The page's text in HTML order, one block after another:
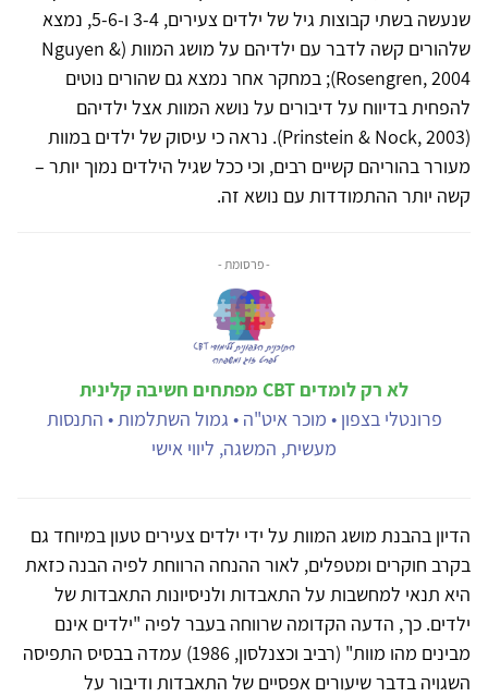
שנעשה בשתי קבוצות גיל של ילדים צעירים, 3-4 ו-5-6, נמצא
שלהורים קשה לדבר עם ילדיהם על מושג המוות (Nguyen &
Rosengren, 2004); במחקר אחר נמצא גם שהורים נוטים
להפחית בדיווח על דיבורים על נושא המוות אצל ילדיהם
(Prinstein & Nock, 2003). נראה כי עיסוק של ילדים במוות
מעורר בהוריהם קשיים רבים, וכי ככל שגיל הילדים נמוך יותר –
קשה יותר ההתמודדות עם נושא זה.
- פרסומת -
לא רק לומדים CBT מפתחים חשיבה קלינית
פרונטלי בצפון • מוכר איט"ה • גמול השתלמות • התנסות
מעשית, המשגה, ליווי אישי
הדיון בהבנת מושג המוות על ידי ילדים צעירים טעון במיוחד גם
בקרב חוקרים ומטפלים, לאור ההנחה הרווחת לפיה הבנה כזאת
היא תנאי למחשבות על התאבדות ולניסיונות התאבדות של
ילדים. כך, הדעה הקדומה שרווחה בעבר לפיה "ילדים אינם
מבינים מהו מוות" (רביב וכצנלסון, 1986) עמדה בבסיס התפיסה
השגויה בדבר שיעורים אפסיים של התאבדות ודיבור על